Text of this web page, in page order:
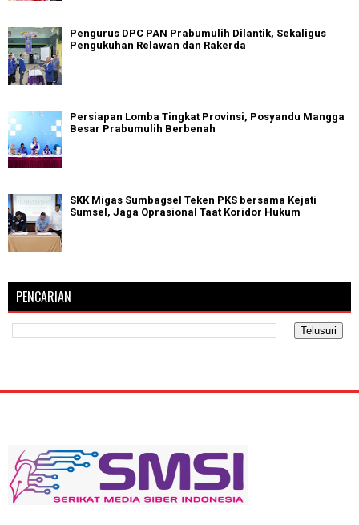
Pengurus DPC PAN Prabumulih Dilantik, Sekaligus
Pengukuhan Relawan dan Rakerda
Persiapan Lomba Tingkat Provinsi, Posyandu Mangga
Besar Prabumulih Berbenah
SKK Migas Sumbagsel Teken PKS bersama Kejati
Sumsel, Jaga Oprasional Taat Koridor Hukum
PENCARIAN